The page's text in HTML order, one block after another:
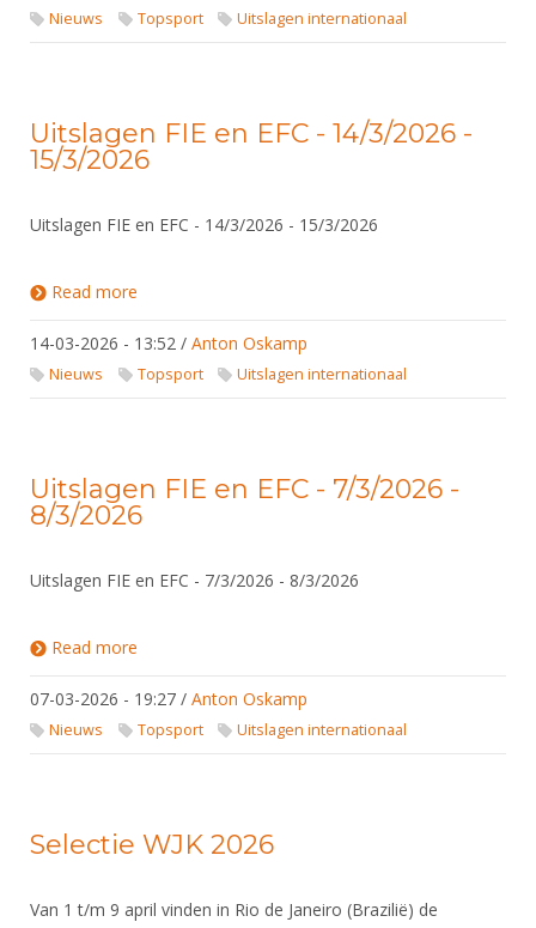
Nieuws Topsport Uitslagen internationaal
Uitslagen FIE en EFC - 14/3/2026 -
15/3/2026
Uitslagen FIE en EFC - 14/3/2026 - 15/3/2026
Read more
14-03-2026 - 13:52 / Anton Oskamp
Nieuws Topsport Uitslagen internationaal
Uitslagen FIE en EFC - 7/3/2026 -
8/3/2026
Uitslagen FIE en EFC - 7/3/2026 - 8/3/2026
Read more
07-03-2026 - 19:27 / Anton Oskamp
Nieuws Topsport Uitslagen internationaal
Selectie WJK 2026
Van 1 t/m 9 april vinden in Rio de Janeiro (Brazilië) de